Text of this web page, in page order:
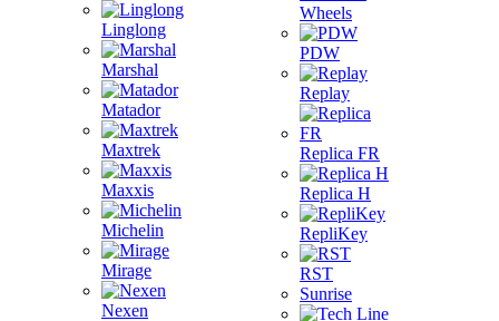
Linglong
Marshal
Matador
Maxtrek
Maxxis
Michelin
Mirage
Nexen
Wheels
PDW
Replay
Replica FR
Replica H
RepliKey
RST
Sunrise